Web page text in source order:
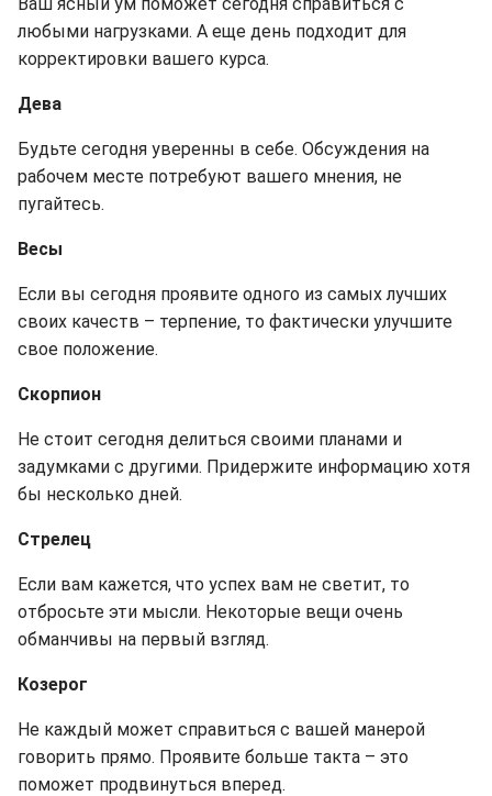
любыми нагрузками. А еще день подходит для
корректировки вашего курса.
Дева
Будьте сегодня уверенны в себе. Обсуждения на
рабочем месте потребуют вашего мнения, не
пугайтесь.
Весы
Если вы сегодня проявите одного из самых лучших
своих качеств – терпение, то фактически улучшите
свое положение.
Скорпион
Не стоит сегодня делиться своими планами и
задумками с другими. Придержите информацию хотя
бы несколько дней.
Стрелец
Если вам кажется, что успех вам не светит, то
отбросьте эти мысли. Некоторые вещи очень
обманчивы на первый взгляд.
Козерог
Не каждый может справиться с вашей манерой
говорить прямо. Проявите больше такта – это
поможет продвинуться вперед.